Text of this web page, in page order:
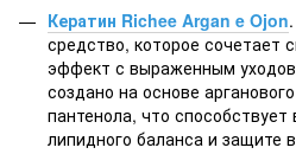
Кератин Richee Argan e Ojon
средство, которое
эффект с выраженным
создано на основе
пантенола, что
липидного баланса и защите